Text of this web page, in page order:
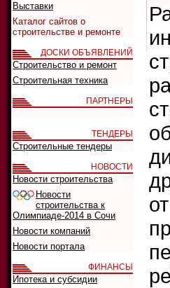
Выставки
Каталог сайтов о
строительстве и ремонте
ДОСКИ ОБЪЯВЛЕНИЙ
Строительство и ремонт
Строительная техника
ПАРТНЕРЫ
ТЕНДЕРЫ
Строительные тендеры
НОВОСТИ
Новости строительства
Новости
строительства к
Олимпиаде-2014 в Сочи
Новости компаний
Новости портала
ФИНАНСЫ
Ипотека и субсидии